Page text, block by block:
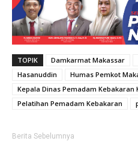
TOPIK Damkarmat Makassar
Hasanuddin
Humas Pemkot
Kepala Dinas Pemadam Kebakaran
Pelatihan Pemadam Kebakaran
Berita Sebelumnya